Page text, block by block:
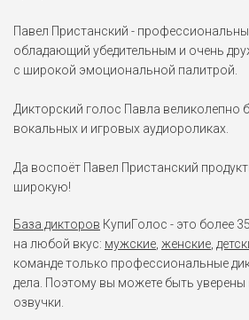
Павел Пристанский -
обладающий убедительным и очень
с широкой эмоциональной палитрой.
Дикторский голос Павла великолепно
вокальных и игровых аудиороликах.
Да воспоёт Павел Пристанский
широкую!
База дикторов КупиГолос - это более
на любой вкус: мужские женские
команде только профессиональные
дела. Поэтому вы можете быть уверены
озвучки.